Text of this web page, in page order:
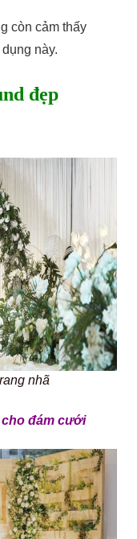
còn cảm thấy
này.
đẹp
nhã
đám cưới